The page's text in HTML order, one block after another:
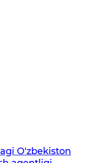
O'zbekiston